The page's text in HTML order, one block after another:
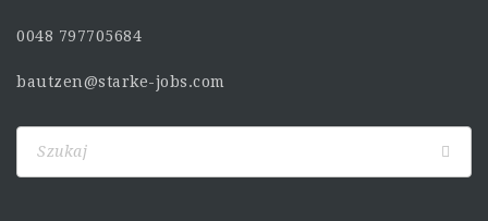
0048 797705684
bautzen@starke-jobs.com